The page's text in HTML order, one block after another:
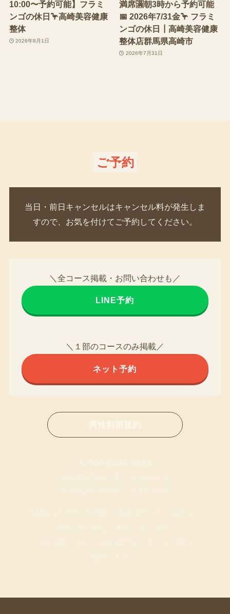
10:00〜予約可能】フラミ
ンゴの休日🦩高崎美容健康
整体
2026年8月1日
満席🈵朝3時から予約可能
📅 2026年7/31金🦩 フラミ
ンゴの休日┃高崎美容健康
整体店群馬県高崎市
2026年7月31日
ご予約
当日・前日キャンセルはキャンセル料が発生しま
すので、お気を付けてご予約してください。
＼全コース掲載・お問い合わせも／
LINE予約
＼１部のコースのみ掲載／
ネット予約
男性利用規約